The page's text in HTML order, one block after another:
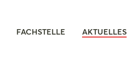
FACHSTELLE AKTUELLES